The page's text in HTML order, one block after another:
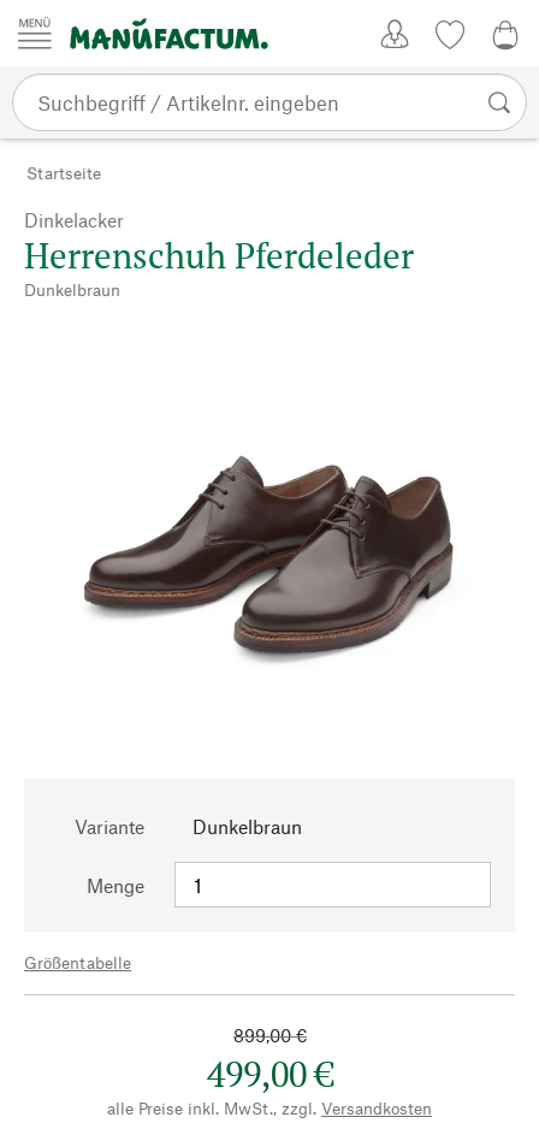
Zum Inhalt springen
Startseite
Dinkelacker
Herrenschuh Pferdeleder
Dunkelbraun
Variante Dunkelbraun
Menge
Größentabelle
899,00 €
499,00 €
alle Preise inkl. MwSt., zzgl. Versandkosten